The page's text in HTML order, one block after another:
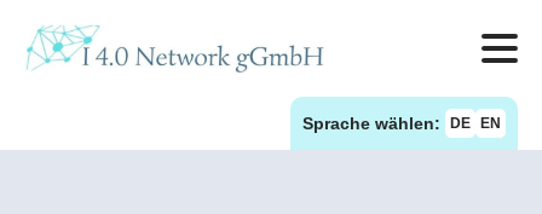
Sprache wählen: DE EN